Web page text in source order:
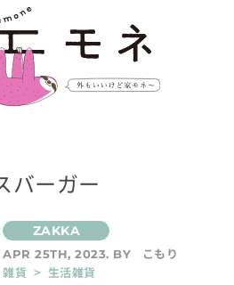
バーガー
APR 25TH, 2023. BY
こもり
雑貨 > 生活雑貨